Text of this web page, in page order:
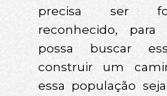
precisa ser
reconhecido,
possa buscar
construir um
essa população